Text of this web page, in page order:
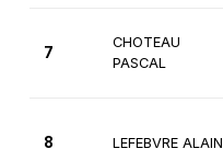
7
CHOTEAU
PASCAL
8 LEFEBVRE ALAIN